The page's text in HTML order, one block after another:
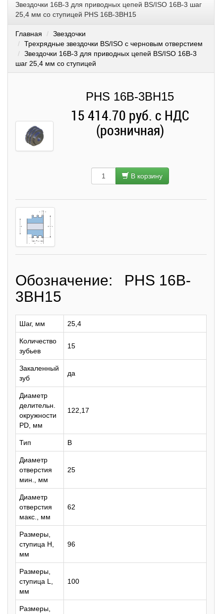
Звездочки 16B-3 для приводных цепей BS/ISO 16B-3 шаг
25,4 мм со ступицей PHS 16B-3BH15
Главная
Звездочки
Трехрядные звездочки BS/ISO с черновым отверстием
Звездочки 16B-3 для приводных цепей BS/ISO 16B-3
шаг 25,4 мм со ступицей
PHS 16B-3BH15
15 414.70 руб. с НДС
(розничная)
В корзину
Обозначение: PHS 16B-
3BH15
Шаг, мм 25,4
Количество
зубьев
15
Закаленный
зуб
да
Диаметр
делительн.
окружности
PD, мм
122,17
Тип B
Диаметр
отверстия
мин., мм
25
Диаметр
отверстия
макс., мм
62
Размеры,
ступица H,
мм
96
Размеры,
ступица L,
мм
100
Размеры,